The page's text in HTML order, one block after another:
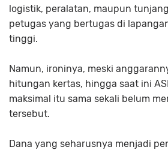
logistik, peralatan, maupun
petugas yang bertugas di
tinggi.
Namun, ironinya, meski
hitungan kertas, hingga saat ini
maksimal itu sama sekali belum
tersebut.
Dana yang seharusnya menjadi